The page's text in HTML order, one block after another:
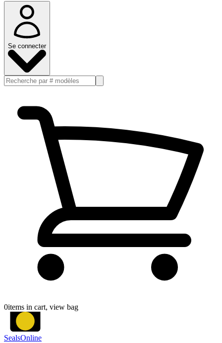
Se connecter
0items in cart, view bag
SealsOnline